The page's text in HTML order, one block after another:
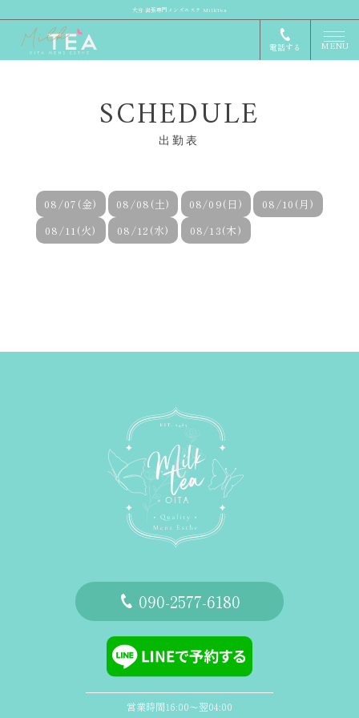
大分 出張専門メンズエステ MilkTea
電話する MENU
SCHEDULE
出勤表
08/07(金) 08/08(土) 08/09(日)
08/10(月)
08/11(火)
08/12(水) 08/13(木)
‭090-2577-6180
営業時間16:00〜翌04:00